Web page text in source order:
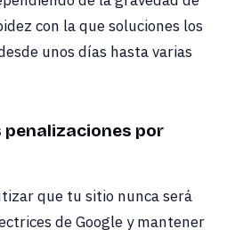
con la que soluciones los
unos días hasta varias
penalizaciones por
que tu sitio nunca será
de Google y mantener